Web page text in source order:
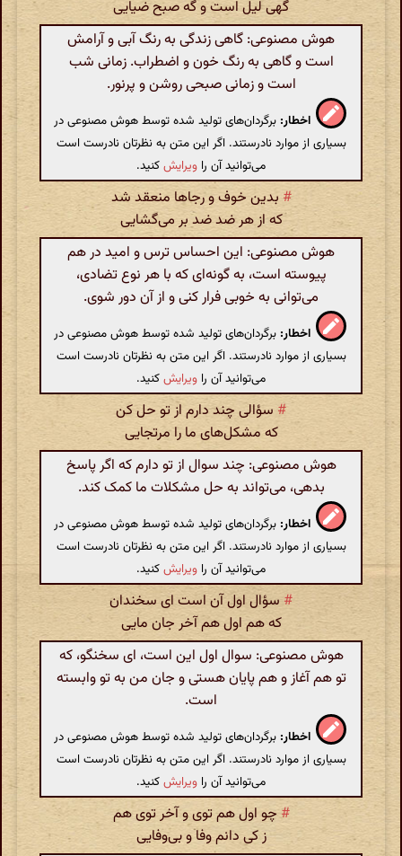
گهی لیل است و گه صبح ضیایی
هوش مصنوعی: گاهی زندگی به رنگ آبی و آرامش
است و گاهی به رنگ خون و اضطراب. زمانی شب
است و زمانی صبحی روشن و پرنور.
اخطار: برگردان‌های تولید شده توسط هوش مصنوعی در
بسیاری از موارد نادرستند. اگر این متن به نظرتان نادرست است
می‌توانید آن را ویرایشکنید.
# بدین خوف و رجاها منعقد شد
که از هر ضد ضد بر می‌گشایی
هوش مصنوعی: این احساس ترس و امید در هم
پیوسته است، به گونه‌ای که با هر نوع تضادی،
می‌توانی به خوبی فرار کنی و از آن دور شوی.
اخطار: برگردان‌های تولید شده توسط هوش مصنوعی در
بسیاری از موارد نادرستند. اگر این متن به نظرتان نادرست است
می‌توانید آن را ویرایشکنید.
# سؤالی چند دارم از تو حل کن
که مشکل‌های ما را مرتجایی
هوش مصنوعی: چند سوال از تو دارم که اگر پاسخ
بدهی، می‌تواند به حل مشکلات ما کمک کند.
اخطار: برگردان‌های تولید شده توسط هوش مصنوعی در
بسیاری از موارد نادرستند. اگر این متن به نظرتان نادرست است
می‌توانید آن را ویرایشکنید.
# سؤال اول آن است ای سخندان
که هم اول هم آخر جان مایی
هوش مصنوعی: سوال اول این است، ای سخنگو، که
تو هم آغاز و هم پایان هستی و جان من به تو وابسته
است.
اخطار: برگردان‌های تولید شده توسط هوش مصنوعی در
بسیاری از موارد نادرستند. اگر این متن به نظرتان نادرست است
می‌توانید آن را ویرایشکنید.
#چو اول هم توی و آخر توی هم
ز کی دانم وفا و بی‌وفایی